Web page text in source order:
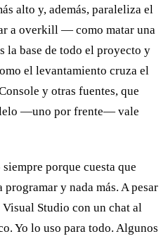
alto y, además, paraleliza el
a overkill — como matar una
la base de todo el proyecto y
el levantamiento cruza el
y otras fuentes, que
—uno por frente— vale
porque cuesta que
y nada más. A pesar
Studio con un chat al
Yo lo uso para todo. Algunos